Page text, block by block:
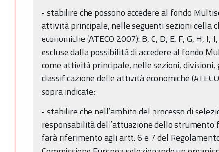
- stabilire che possono accedere al fondo
attività principale, nelle seguenti sezioni della
economiche (ATECO 2007): B, C, D, E, F, G, H, I,
escluse dalla possibilità di accedere al fondo
come attività principale, nelle sezioni, divisioni,
classificazione delle attività economiche
sopra indicate;
- stabilire che nell’ambito del processo di
responsabilità dell’attuazione dello strumento
farà riferimento agli artt. 6 e 7 del